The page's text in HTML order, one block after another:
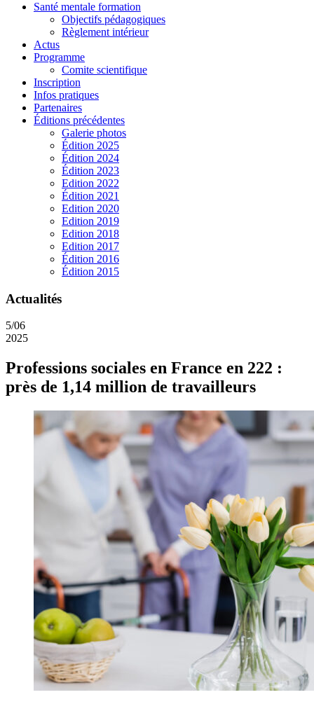
Santé mentale formation
Objectifs pédagogiques
Règlement intérieur
Actus
Programme
Comite scientifique
Inscription
Infos pratiques
Partenaires
Éditions précédentes
Galerie photos
Édition 2025
Édition 2024
Édition 2023
Edition 2022
Édition 2021
Edition 2020
Edition 2019
Edition 2018
Edition 2017
Édition 2016
Édition 2015
Actualités
5/06
2025
Professions sociales en France en 222 :
près de 1,14 million de travailleurs